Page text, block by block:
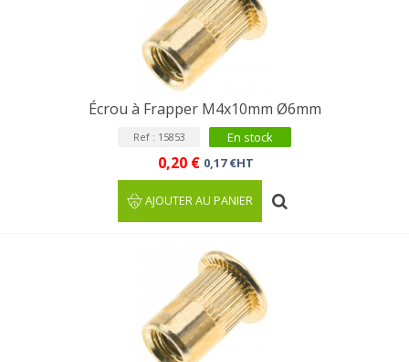
Écrou à Frapper M4x10mm Ø6mm
Ref : 15853 En stock
0,20 € 0,17 €HT
AJOUTER AU PANIER